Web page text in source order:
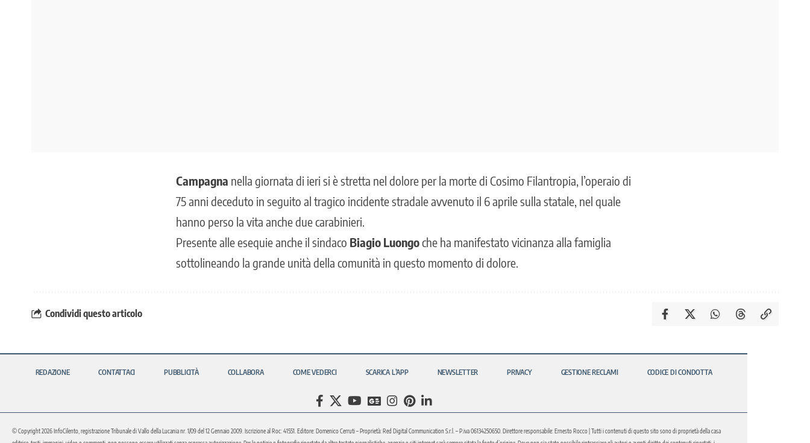
Campagna nella giornata di ieri si è stretta nel dolore per la morte di Cosimo Filantropia, l’operaio di
75 anni deceduto in seguito al tragico incidente stradale avvenuto il 6 aprile sulla statale, nel quale
hanno perso la vita anche due carabinieri.
Presente alle esequie anche il sindaco Biagio Luongoche ha manifestato vicinanza alla famiglia
sottolineando la grande unità della comunità in questo momento di dolore.
Condividi questo articolo
REDAZIONE CONTATTACI PUBBLICITÀ COLLABORA COME VEDERCI SCARICA L’APP NEWSLETTER PRIVACY GESTIONE RECLAMI CODICE DI CONDOTTA
© Copyright 2026 InfoCilento, registrazione Tribunale di Vallo della Lucania nr. 1/09 del 12 Gennaio 2009. Iscrizione al Roc: 41551. Editore: Domenico Cerruti – Proprietà: Red Digital Communication S.r.l. – P.iva 06134250650. Direttore responsabile: Ernesto Rocco | Tutti i contenuti di questo sito sono di proprietà della casa